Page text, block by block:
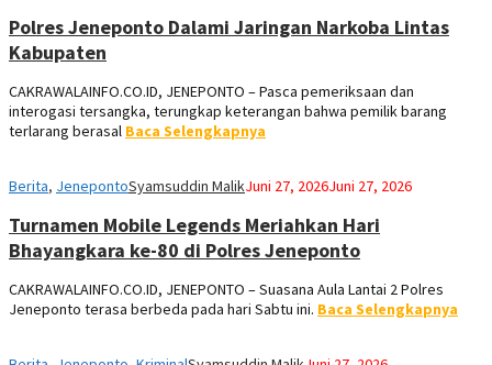
Polres Jeneponto Dalami Jaringan Narkoba Lintas
Kabupaten
CAKRAWALAINFO.CO.ID, JENEPONTO – Pasca pemeriksaan dan
interogasi tersangka, terungkap keterangan bahwa pemilik barang
terlarang berasal Baca Selengkapnya
Berita, JenepontoSyamsuddin MalikJuni 27, 2026Juni 27, 2026
Turnamen Mobile Legends Meriahkan Hari
Bhayangkara ke-80 di Polres Jeneponto
CAKRAWALAINFO.CO.ID, JENEPONTO – Suasana Aula Lantai 2 Polres
Jeneponto terasa berbeda pada hari Sabtu ini. Baca Selengkapnya